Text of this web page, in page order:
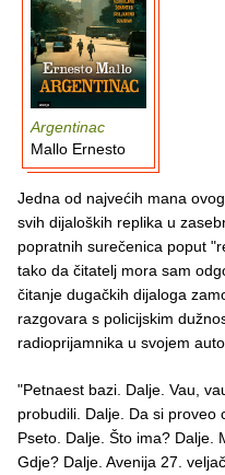
Argentinac
Mallo Ernesto
Jedna od najvećih mana
svih dijaloških replika u
popratnih surečenica poput
tako da čitatelj mora sam
čitanje dugačkih dijaloga
razgovara s policijskim
radioprijamnika u svojem
"Petnaest bazi. Dalje. Vau,
probudili. Dalje. Da si proveo
Pseto. Dalje. Što ima? Dalje.
Gdje? Dalje. Avenija 27.